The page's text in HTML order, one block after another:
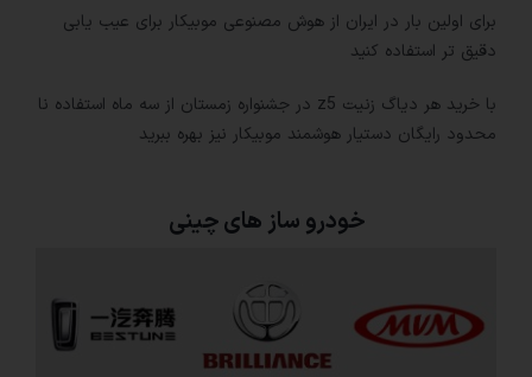
برای اولین بار در ایران از هوش مصنوعی موبیکار برای عیب یابی
دقیق تر استفاده کنید
با خرید هر دیاگ زنیت z5 در جشنواره زمستان از سه ماه استفاده نا
محدود رایگان دستیار هوشمند موبیکار نیز بهره ببرید
خودرو ساز های چینی